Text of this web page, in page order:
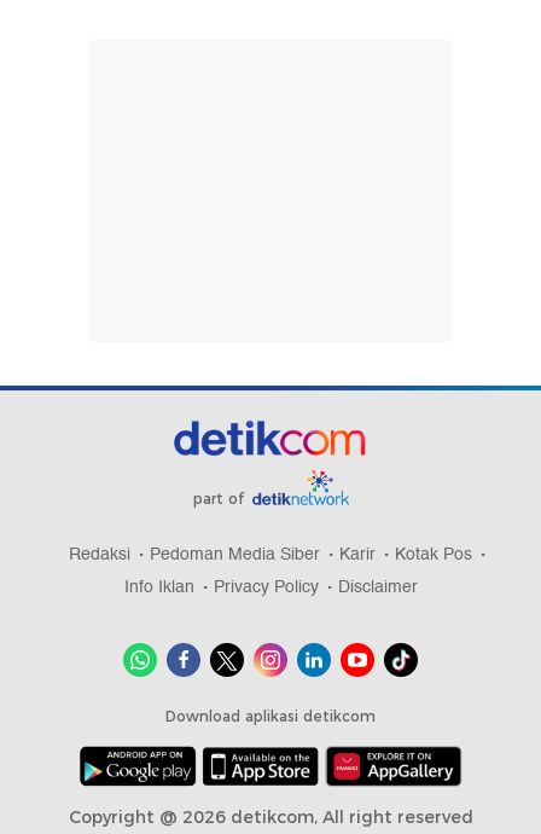
part of
Redaksi Pedoman Media Siber Karir
Kotak Pos
Info Iklan
Privacy Policy Disclaimer
Download aplikasi detikcom
Copyright @ 2026 detikcom, All right reserved